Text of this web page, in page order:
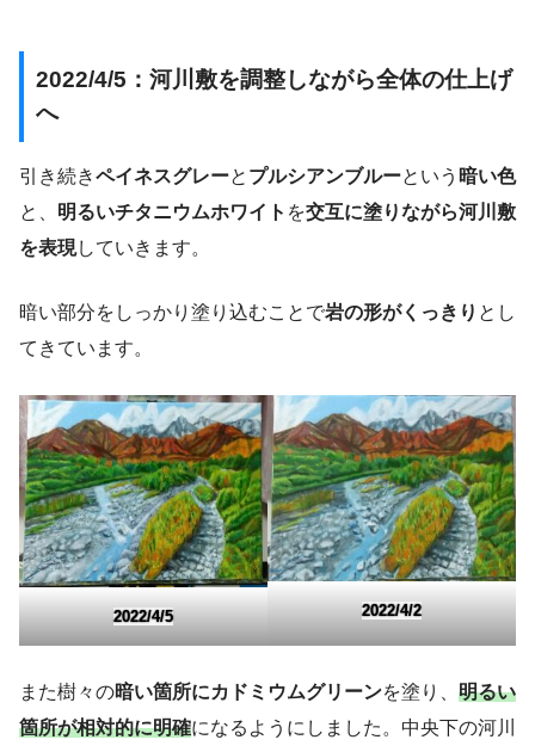
2022/4/5：河川敷を調整しながら全体の仕上げ
へ
引き続きペイネスグレーと プルシアンブルーという 暗い色
と、 明るいチタニウムホワイト を交互に塗りながら河川敷
を表現していきます。
暗い部分をしっかり塗り込むことで岩の形がくっきり とし
てきています。
2022/4/5 2022/4/2
また樹々の暗い箇所にカドミウムグリーンを塗り、 明るい
箇所が相対的に明確になるようにしました。中央下の河川